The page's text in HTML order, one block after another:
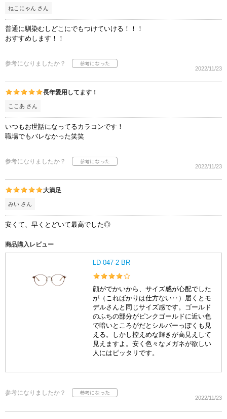
ねこにゃん さん
普通に馴染むしどこにでもつけていける！！！
おすすめします！！
参考になりましたか？
2022/11/23
長年愛用してます！
ここあ さん
いつもお世話になってるカラコンです！
職場でもバレなかった笑笑
参考になりましたか？
2022/11/23
大満足
みい さん
安くて、早くとどいて最高でした◎
商品購入レビュー
LD-047-2 BR
顔がでかいから、サイズ感が心配でした
が（こればかりは仕方ない‥）届くとモ
デルさんと同じサイズ感です。ゴールド
のふちの部分がピンクゴールドに近い色
で暗いところがだとシルバーっぽくも見
える。しかし控えめな輝きが高見えして
見えますよ。安く色々なメガネが欲しい
人にはピッタリです。
参考になりましたか？
2022/11/23